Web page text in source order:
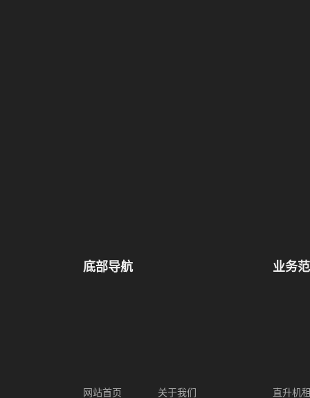
底部导航
网站首页 关于我们
业务
直升机